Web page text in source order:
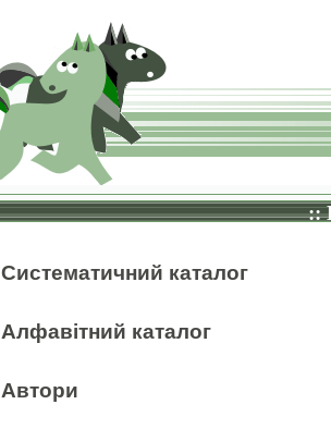
::
Систематичний каталог
Алфавітний каталог
Автори